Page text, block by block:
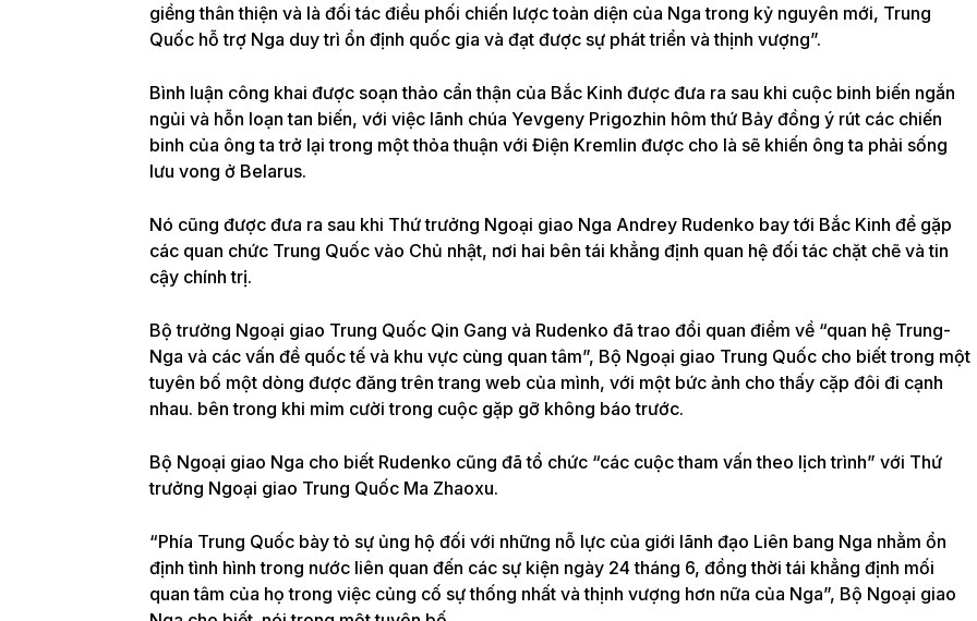
giềng thân thiện và là đối tác điều phối chiến lược toàn diện của Nga trong kỷ nguyên mới, Trung
Quốc hỗ trợ Nga duy trì ổn định quốc gia và đạt được sự phát triển và thịnh vượng”.
Bình luận công khai được soạn thảo cẩn thận của Bắc Kinh được đưa ra sau khi cuộc binh biến ngắn
ngủi và hỗn loạn tan biến, với việc lãnh chúa Yevgeny Prigozhin hôm thứ Bảy đồng ý rút các chiến
binh của ông ta trở lại trong một thỏa thuận với Điện Kremlin được cho là sẽ khiến ông ta phải sống
lưu vong ở Belarus.
Nó cũng được đưa ra sau khi Thứ trưởng Ngoại giao Nga Andrey Rudenko bay tới Bắc Kinh để gặp
các quan chức Trung Quốc vào Chủ nhật, nơi hai bên tái khẳng định quan hệ đối tác chặt chẽ và tin
cậy chính trị.
Bộ trưởng Ngoại giao Trung Quốc Qin Gang và Rudenko đã trao đổi quan điểm về “quan hệ Trung-
Nga và các vấn đề quốc tế và khu vực cùng quan tâm”, Bộ Ngoại giao Trung Quốc cho biết trong một
tuyên bố một dòng được đăng trên trang web của mình, với một bức ảnh cho thấy cặp đôi đi cạnh
nhau. bên trong khi mỉm cười trong cuộc gặp gỡ không báo trước.
Bộ Ngoại giao Nga cho biết Rudenko cũng đã tổ chức “các cuộc tham vấn theo lịch trình” với Thứ
trưởng Ngoại giao Trung Quốc Ma Zhaoxu.
“Phía Trung Quốc bày tỏ sự ủng hộ đối với những nỗ lực của giới lãnh đạo Liên bang Nga nhằm ổn
định tình hình trong nước liên quan đến các sự kiện ngày 24 tháng 6, đồng thời tái khẳng định mối
quan tâm của họ trong việc củng cố sự thống nhất và thịnh vượng hơn nữa của Nga”, Bộ Ngoại giao